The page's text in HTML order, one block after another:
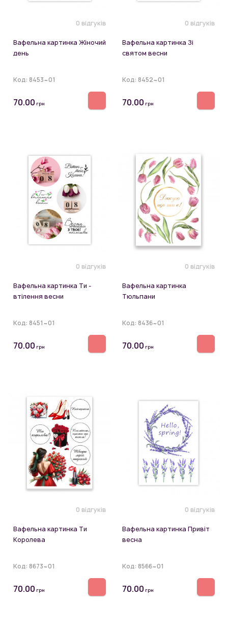
0 відгуків
Вафельна картинка Жіночий
день
Код: 8453~01
70.00 грн
0 відгуків
Вафельна картинка Зі
святом весни
Код: 8452~01
70.00 грн
0 відгуків
Вафельна картинка Ти -
втілення весни
Код: 8451~01
70.00 грн
0 відгуків
Вафельна картинка
Тюльпани
Код: 8436~01
70.00 грн
0 відгуків
Вафельна картинка Ти
Королева
Код: 8673~01
70.00 грн
0 відгуків
Вафельна картинка Привіт
весна
Код: 8566~01
70.00 грн